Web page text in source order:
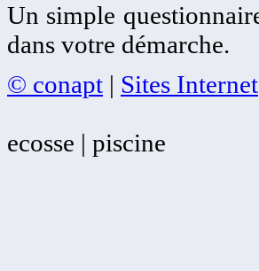
Un simple
dans votre démarche.
© conapt | Sites Internet
ecosse | piscine